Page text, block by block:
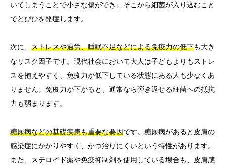
いてしまうことで小さな傷ができ、そこから細菌が入り込むこと
でとびひを発症します。
次に、 ストレスや過労、睡眠不足などによる免疫力の低下も大き
なリスク因子です。現代社会において大人は子どもよりもストレ
スを抱えやすく、免疫力が低下している状態にある人も少なくあ
りません。免疫力が下がると、通常なら弾き返せる細菌への抵抗
力も弱まります。
糖尿病などの基礎疾患も重要な要因です。糖尿病があると皮膚の
感染症にかかりやすく、かつ治りにくいという特性があります。
また、ステロイド薬や免疫抑制剤を使用している場合も、皮膚感